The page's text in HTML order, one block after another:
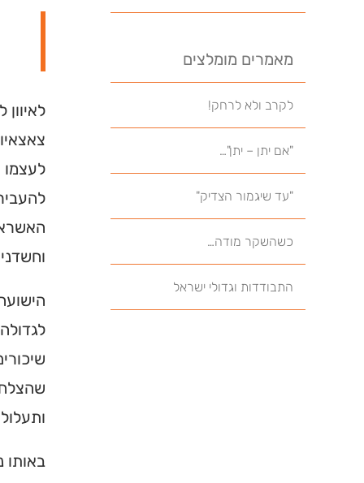
מאמרים מומלצים
לקרב ולא לרחק!
"אם יתן – יתן"…
"עד שיגמור הצדיק"
כשהשקר מודה…
התבודדות וגדולי ישראל
לעצמו
באותו